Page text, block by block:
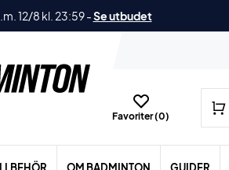
12/8 kl. 23:59-Se utbudet
Favoriter (0)
OM BADMINTON GUIDER